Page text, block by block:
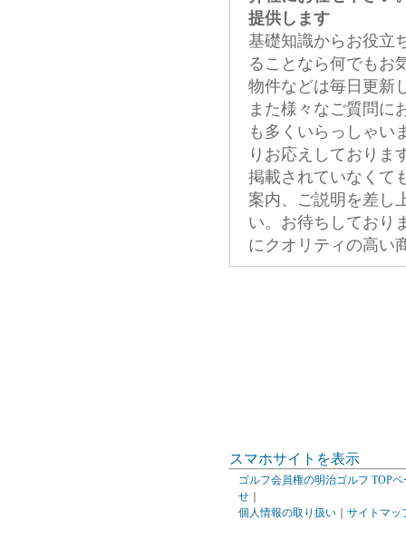
提供します
基礎知識からお役立
ることなら何でもお
物件などは毎日更新
また様々なご質問に
も多くいらっしゃい
りお応えしておりま
掲載されていなくて
案内、ご説明を差し
い。お待ちしており
にクオリティの高い
スマホサイトを表示
ゴルフ会員権の明治ゴルフ TOPペ
せ
個人情報の取り扱い
サイトマッ